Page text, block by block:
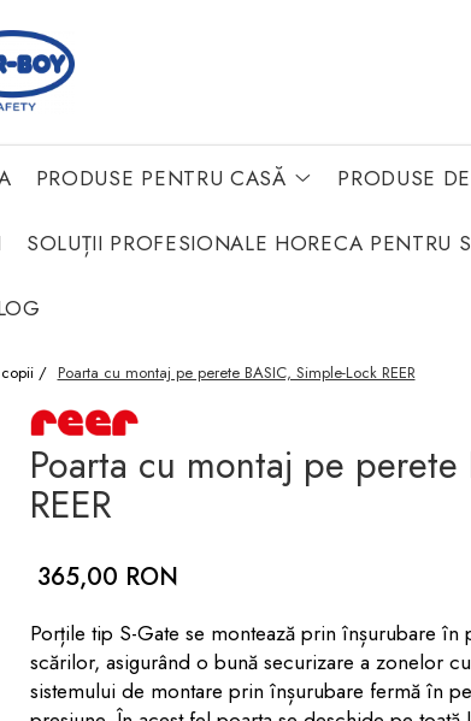
PRODUSE PENTRU CASĂ PRODUSE
SOLUȚII PROFESIONALE HORECA PENTRU
copii / Poarta cu montaj pe perete BASIC, Simple-Lock REER
Poarta cu montaj pe perete
REER
365,00 RON
Porțile tip S-Gate se montează prin înșurubare în
scărilor, asigurând o bună securizare a zonelor
sistemului de montare prin înșurubare fermă în